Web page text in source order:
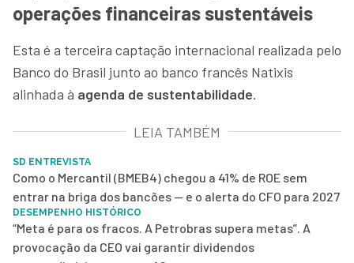
operações financeiras sustentáveis
Esta é a terceira captação internacional realizada pelo
Banco do Brasil junto ao banco francês Natixis
alinhada à agenda de sustentabilidade.
LEIA TAMBÉM
SD ENTREVISTA
Como o Mercantil (BMEB4) chegou a 41% de ROE sem
entrar na briga dos bancões — e o alerta do CFO para 2027
DESEMPENHO HISTÓRICO
“Meta é para os fracos. A Petrobras supera metas”. A
provocação da CEO vai garantir dividendos